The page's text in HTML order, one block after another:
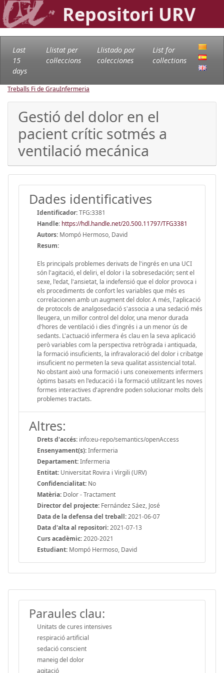
Repositori URV
Last
15
days
Llistat per
col·leccions
Llistado por
colecciones
List for
collections
Treballs Fi de GrauInfermeria
Gestió del dolor en el
pacient crític sotmés a
ventilació mecánica
Dades identificatives
Identificador:TFG:3381
Handle: https://hdl.handle.net/20.500.11797/TFG3381
Autors: Mompó Hermoso, David
Resum:
Els principals problemes derivats de l'ingrés en una UCI
són l'agitació, el deliri, el dolor i la sobresedación; sent el
sexe, l'edat, l'ansietat, la indefensió que el dolor provoca i
els procediments de confort les variables que més es
correlacionen amb un augment del dolor. A més, l'aplicació
de protocols de analgosedació s'associa a una sedació més
lleugera, un millor control del dolor, una menor durada
d'hores de ventilació i dies d'ingrés i a un menor ús de
sedants. L'actuació infermera és clau en la seva aplicació
però variables com la perspectiva retrògrada i antiquada,
la formació insuficients, la infravaloració del dolor i cribatge
insuficient no permeten la seva qualitat assistencial total.
No obstant això una formació i uns coneixements infermers
òptims basats en l'educació i la formació utilitzant les noves
formes interactives d'aprendre poden solucionar molts dels
problemes tractats.
Altres:
Drets d'accés: info:eu-repo/semantics/openAccess
Ensenyament(s):Infermeria
Departament:Infermeria
Entitat: Universitat Rovira i Virgili (URV)
Confidencialitat: No
Matèria: Dolor - Tractament
Director del projecte: Fernández Sáez, José
Data de la defensa del treball:2021-06-07
Data d'alta al repositori:2021-07-13
Curs acadèmic:2020-2021
Estudiant: Mompó Hermoso, David
Paraules clau:
Unitats de cures intensives
respiració artificial
sedació conscient
maneig del dolor
agitació